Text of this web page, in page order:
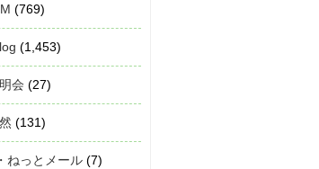
(769)
(1,453)
会 (27)
(131)
ねっとメール (7)